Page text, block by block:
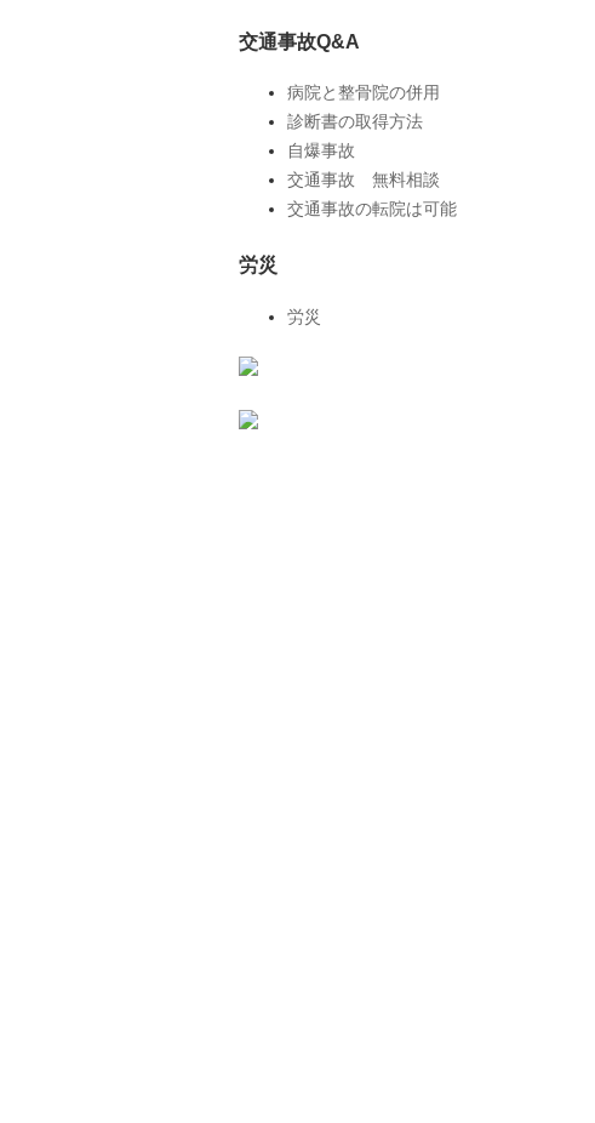
交通事故Q&A
病院と整骨院の併用
診断書の取得方法
自爆事故
交通事故 無料相談
交通事故の転院は可能
労災
労災